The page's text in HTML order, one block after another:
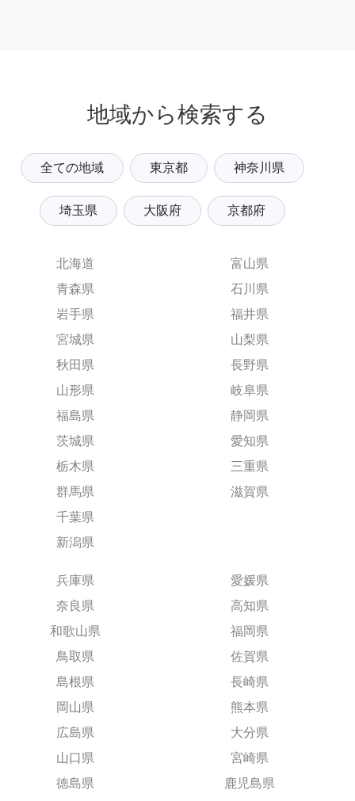
地域から検索する
全ての地域 東京都 神奈川県
埼玉県 大阪府 京都府
北海道
青森県
岩手県
宮城県
秋田県
山形県
福島県
茨城県
栃木県
群馬県
千葉県
新潟県
富山県
石川県
福井県
山梨県
長野県
岐阜県
静岡県
愛知県
三重県
滋賀県
兵庫県
奈良県
和歌山県
鳥取県
島根県
岡山県
広島県
山口県
徳島県
愛媛県
高知県
福岡県
佐賀県
長崎県
熊本県
大分県
宮崎県
鹿児島県